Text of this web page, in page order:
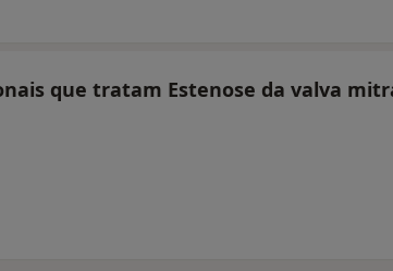
que tratam Estenose da valva